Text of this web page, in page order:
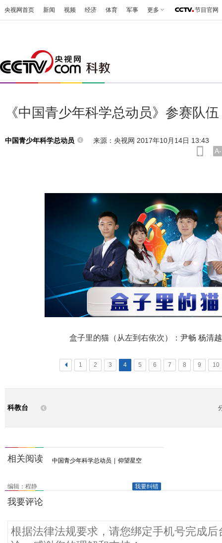
央视网首页 新闻 视频 经济 体育 军事 更多 节目官网
《中国青少年科学总动员》参赛队伍
中国青少年科学总动员
来源：央视网 2017年10月14日 13:43
A-
盒子里的猫（从左到右依次）：尹畅 杨清
< 1 2 3 4 5 6 7 8 9 10
科教台
相关阅读 中国青少年科学总动员 仰望星空
我要纠错
编辑：程静